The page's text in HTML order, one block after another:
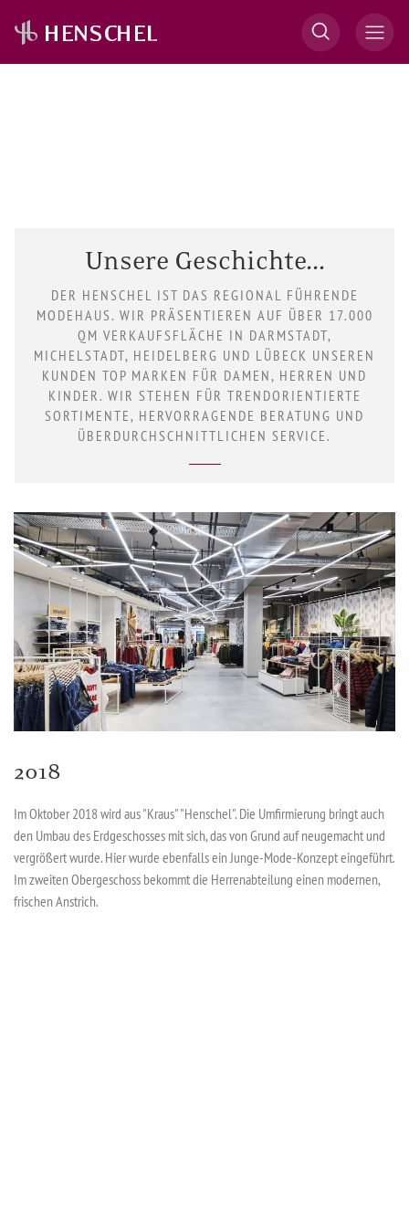
Unsere Geschichte...
DER HENSCHEL IST DAS REGIONAL FÜHRENDE
MODEHAUS. WIR PRÄSENTIEREN AUF ÜBER 17.000
QM VERKAUFSFLÄCHE IN DARMSTADT,
MICHELSTADT, HEIDELBERG UND LÜBECK UNSEREN
KUNDEN TOP MARKEN FÜR DAMEN, HERREN UND
KINDER. WIR STEHEN FÜR TRENDORIENTIERTE
SORTIMENTE, HERVORRAGENDE BERATUNG UND
ÜBERDURCHSCHNITTLICHEN SERVICE.
2018
Im Oktober 2018 wird aus "Kraus" "Henschel". Die Umfirmierung bringt auch
den Umbau des Erdgeschosses mit sich, das von Grund auf neugemacht und
vergrößert wurde. Hier wurde ebenfalls ein Junge-Mode-Konzept eingeführt.
Im zweiten Obergeschoss bekommt die Herrenabteilung einen modernen,
frischen Anstrich.